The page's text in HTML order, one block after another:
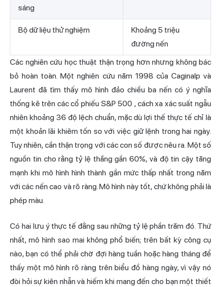
sáng
Bộ dữ liệu thử nghiệm
Khoảng 5 triệu
đường nến
Các nghiên cứu học thuật thận trọng hơn nhưng không bác
bỏ hoàn toàn. Mộtnghiên cứu năm 1998 của Caginalp và
Laurent đã tìm thấy mô hình đảo chiều ba nến có ý nghĩa
thống kê trên các cổ phiếu S&P 500 , cách xa xác suất ngẫu
nhiên khoảng 36 độ lệch chuẩn, mặc dù lợi thế thực tế chỉ là
một khoản lãi khiêm tốn so với việc giữ lệnh trong hai ngày.
Tuy nhiên, cần thận trọng với các con số được nêu ra. Một số
nguồn tin cho rằng tỷ lệ thắng gần 60%, và độ tin cậy tăng
mạnh khi mô hình hình thành gần mức thấp nhất trong năm
với các nến cao và rõ ràng. Mô hình này tốt, chứ không phải là
phép màu.
Có hai lưu ý thực tế đằng sau những tỷ lệ phần trăm đó. Thứ
nhất, mô hình sao mai không phổ biến; trên bất kỳ công cụ
nào, bạn có thể phải chờ đợi hàng tuần hoặc hàng tháng để
thấy một mô hình rõ ràng trên biểu đồ hàng ngày, vì vậy nó
đòi hỏi sự kiên nhẫn và hiếm khi mang đến cho bạn một thiết